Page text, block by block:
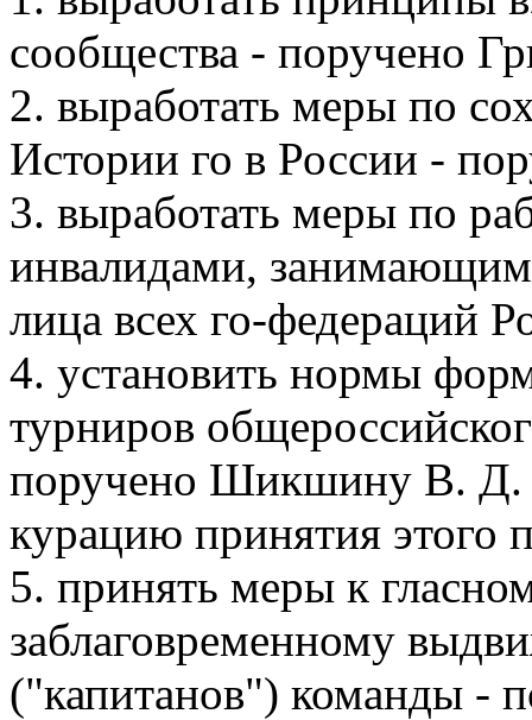
сообщества - поручено
2. выработать меры по
Истории го в России -
3. выработать меры по
инвалидами,
лица всех го-федераций
4. установить нормы
турниров
поручено Шикшину В. Д.
курацию принятия этого
5. принять меры к
заблаговременному
("капитанов") команды -